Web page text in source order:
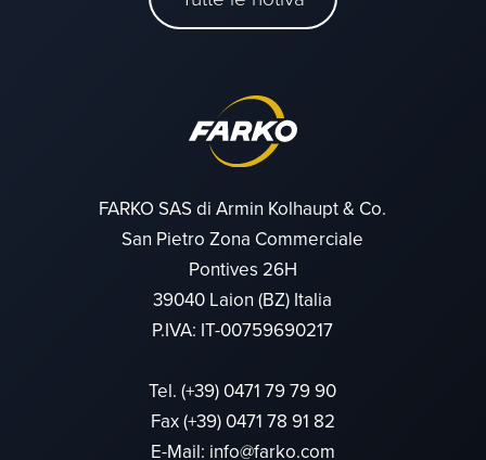
FARKO SAS di Armin Kolhaupt & Co.
San Pietro Zona Commerciale
Pontives 26H
39040 Laion (BZ) Italia
P.IVA: IT-00759690217
Tel.(+39) 0471 79 79 90
Fax (+39) 0471 78 91 82
E-Mail: info@farko.com